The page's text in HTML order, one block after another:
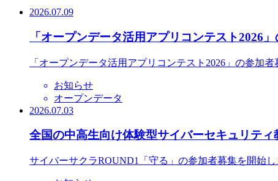
2026.07.09
「オープンデータ活用アプリコンテスト2026
「オープンデータ活用アプリコンテスト2026」の参加者
お知らせ
オープンデータ
2026.07.03
全国の中高生向け体験型サイバーセキュリテ
サイバーサクラROUND1「守る」の参加者募集を開始し